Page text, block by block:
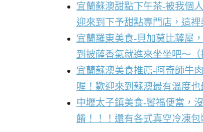
宜蘭蘇澳甜點下午茶-被我個
迎來到下予甜點專門店，這
宜蘭羅東美食-貝加莫比薩屋
到披薩香氣就進來坐坐吧～（
宜蘭蘇澳美食推薦-阿奇師牛
喔！歡迎來到蘇澳最有溫度
中壢太子鎮美食-饗福便當，
餚！！！還有各式真空冷凍